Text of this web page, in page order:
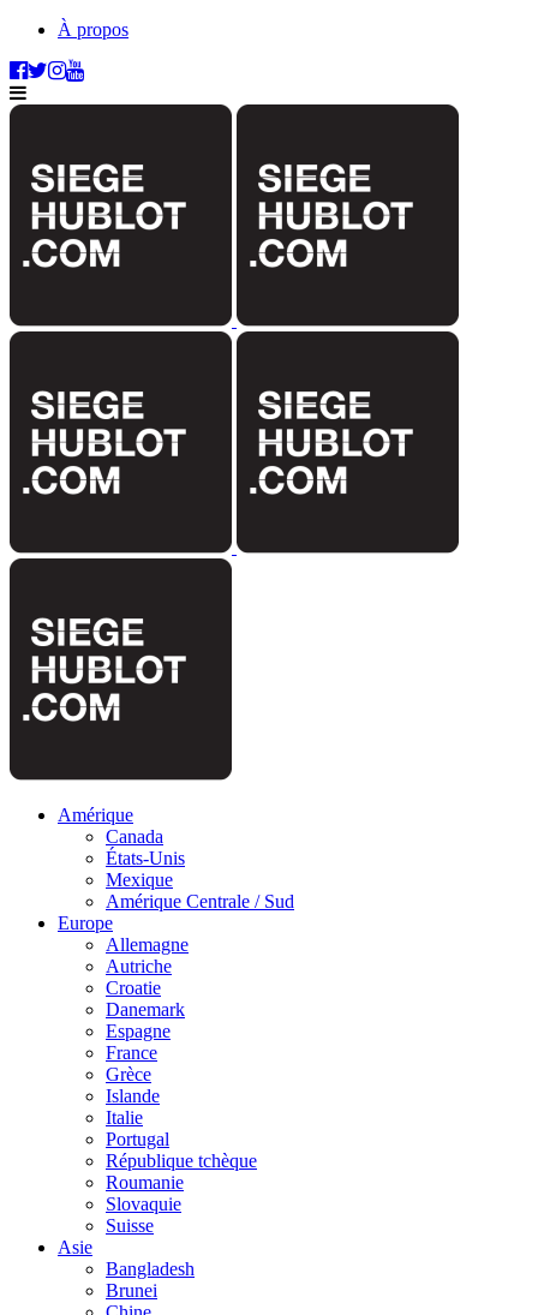
À propos
Amérique
Canada
États-Unis
Mexique
Amérique Centrale / Sud
Europe
Allemagne
Autriche
Croatie
Danemark
Espagne
France
Grèce
Islande
Italie
Portugal
République tchèque
Roumanie
Slovaquie
Suisse
Asie
Bangladesh
Brunei